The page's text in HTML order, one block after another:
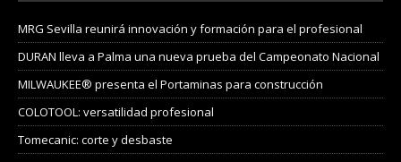
MRG Sevilla reunirá innovación y formación para el profesional
DURAN lleva a Palma una nueva prueba del Campeonato Nacional
MILWAUKEE® presenta el Portaminas para construcción
COLOTOOL: versatilidad profesional
Tomecanic: corte y desbaste